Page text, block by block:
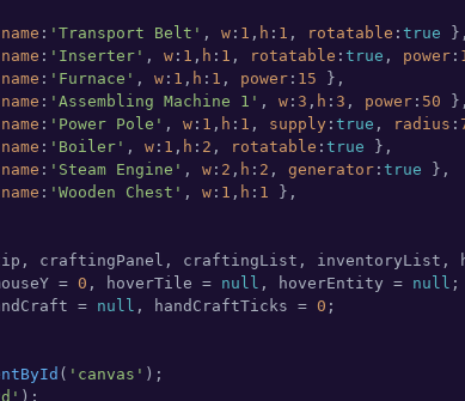
name : 'Transport Belt' , w : 1 , h : 1 , rotatable : true },
name : 'Inserter' , w : 1 , h : 1 , rotatable : true , power :
name : 'Furnace' , w : 1 , h : 1 , power : 15 },
name : 'Assembling Machine 1' , w : 3 , h : 3 , power : 50 },
name : 'Power Pole' , w : 1 , h : 1 , supply : true , radius :
name : 'Boiler' , w : 1 , h : 2 , rotatable : true },
name : 'Steam Engine' , w : 2 , h : 2 , generator : true },
name : 'Wooden Chest' , w : 1 , h : 1 },
= 0 , hoverTile = null , hoverEntity = null
= null , handCraftTicks = 0 ;
( 'canvas' );
);